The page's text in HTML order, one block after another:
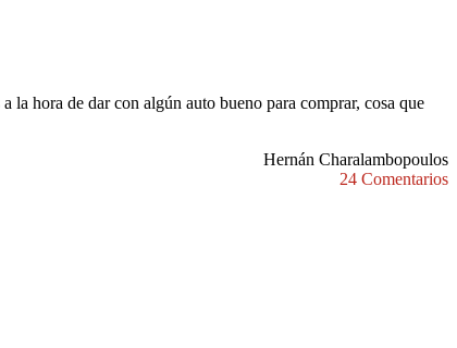
hora de dar con algún auto bueno para comprar, cosa que
Hernán Charalambopoulos
24 Comentarios